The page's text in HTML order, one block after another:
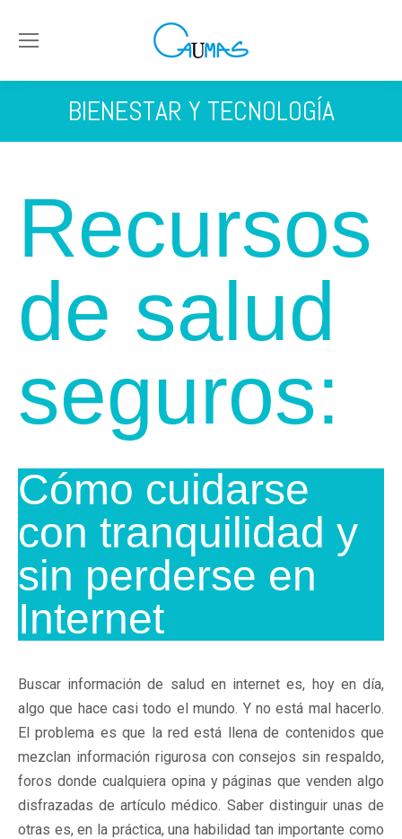
BIENESTAR Y TECNOLOGÍA
Recursos
de salud
seguros:
Cómo cuidarse
con tranquilidad y
sin perderse en
Internet
Buscar información de salud en internet es, hoy en día,
algo que hace casi todo el mundo. Y no está mal hacerlo.
El problema es que la red está llena de contenidos que
mezclan información rigurosa con consejos sin respaldo,
foros donde cualquiera opina y páginas que venden algo
disfrazadas de artículo médico. Saber distinguir unas de
otras es, en la práctica, una habilidad tan importante como